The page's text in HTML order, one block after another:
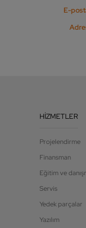
E-
HIZMETLER
Projelendirme
Finansman
Eğitim ve
Servis
Yedek parçalar
Yazılım